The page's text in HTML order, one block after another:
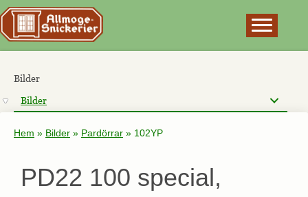
Bilder
Bilder
Hem » Bilder » Pardörrar » 102YP
PD22 100 special,